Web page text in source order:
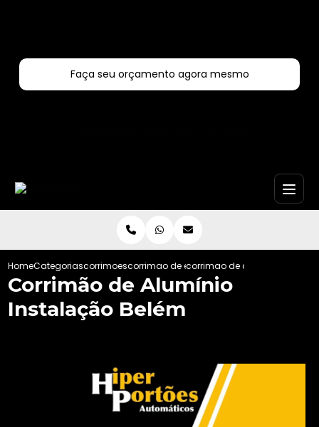
Faça seu orçamento agora mesmo
HomeCategoriascorrimoescorrimao de escada de aluminio
corrimao de aluminio
Corrimão de Alumínio
Instalação Belém